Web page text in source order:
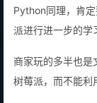
Python同理，肯
派进行进一步的学
商家玩的多半也是
树莓派，而不能利